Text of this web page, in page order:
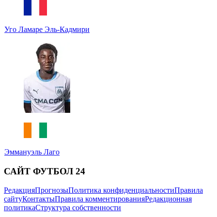
Уго Ламаре Эль-Кадмири
Эммануэль Лаго
САЙТ ФУТБОЛ 24
РедакцияПрогнозыПолитика конфиденциальностиПравила
сайтуКонтактыПравила комментированияРедакционная
политикаСтруктура собственности